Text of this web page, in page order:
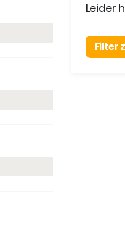
Leider
Filter